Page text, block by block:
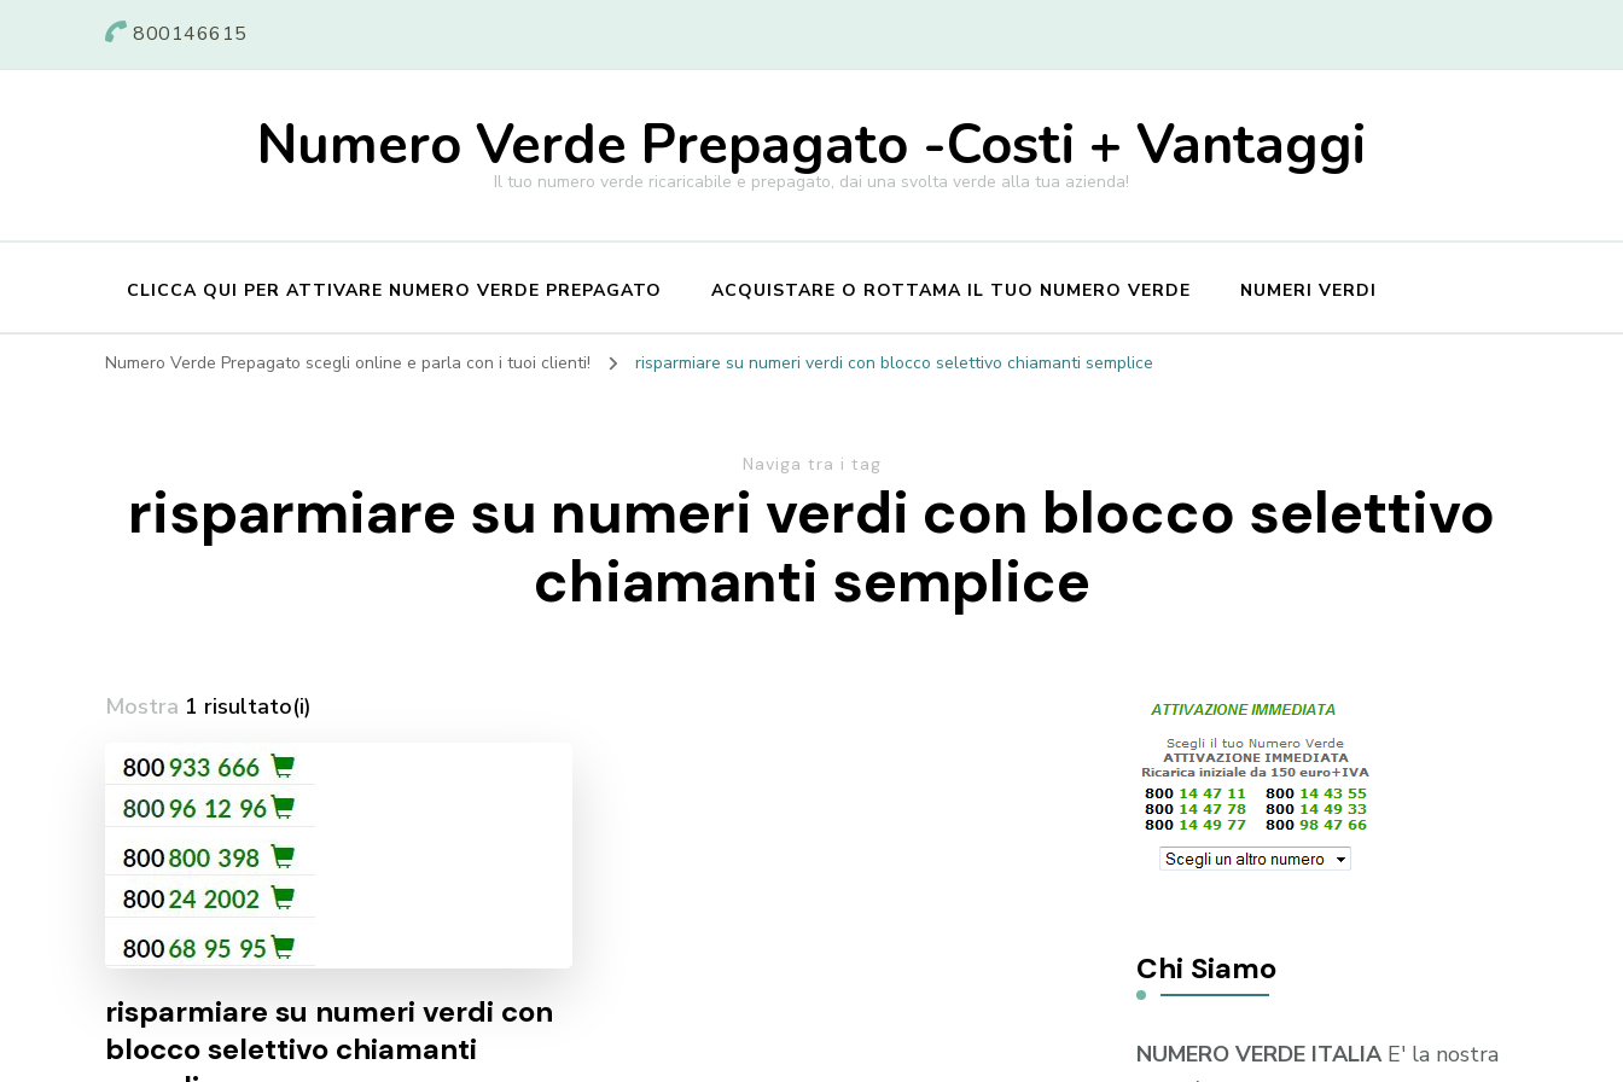
800146615
Numero Verde Prepagato -Costi + Vantaggi
Il tuo numero verde ricaricabile e prepagato, dai una svolta verde alla tua azienda!
CLICCA QUI PER ATTIVARE NUMERO VERDE PREPAGATO ACQUISTARE O ROTTAMA IL TUO NUMERO VERDE NUMERI VERDI
Numero Verde Prepagato scegli online e parla con i tuoi clienti! risparmiare su numeri verdi con blocco selettivo chiamanti semplice
Naviga tra i tag
risparmiare su numeri verdi con blocco selettivo
chiamanti semplice
Mostra 1 risultato(i)
risparmiare su numeri verdi con
blocco selettivo chiamanti
Chi Siamo
NUMERO VERDE ITALIAE' la nostra